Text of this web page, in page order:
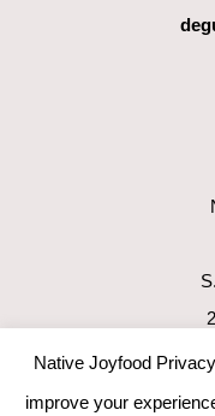
Native Joyfood
improve your